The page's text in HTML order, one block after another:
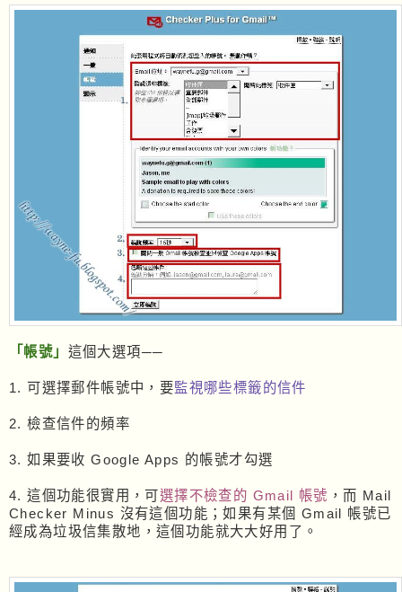
「帳號」 這個大選項──
1. 可選擇郵件帳號中，要監視哪些標籤的信件
2. 檢查信件的頻率
3. 如果要收 Google Apps 的帳號才勾選
4. 這個功能很實用，可選擇不檢查的 Gmail 帳號 ，而 Mail
Checker Minus 沒有這個功能；如果有某個 Gmail 帳號已
經成為垃圾信集散地，這個功能就大大好用了。